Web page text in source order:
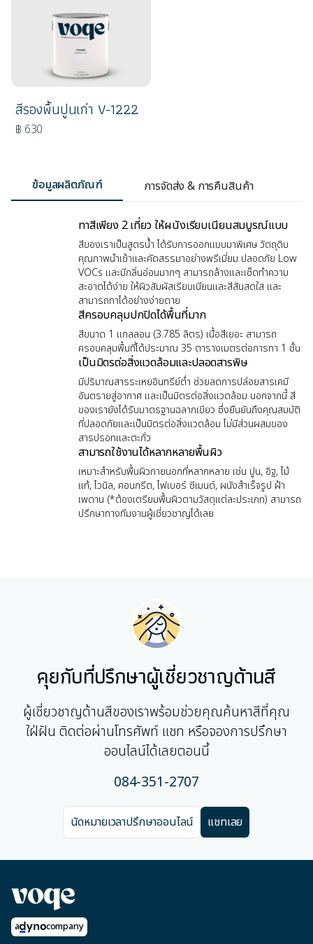
สีรองพื้นปูนเก่า V-1222
฿ 630
ข้อมูลผลิตภัณฑ์ การจัดส่ง & การคืนสินค้า
ทาสีเพียง 2 เที่ยว ให้ผนังเรียบเนียนสมบูรณ์แบบ
สีของเราเป็นสูตรน้ำ ได้รับการออกแบบมาพิเศษ วัตถุดิบ
คุณภาพนำเข้าและคัดสรรมาอย่างพรีเมี่ยม ปลอดภัย Low
VOCs และมีกลิ่นอ่อนมากๆ สามารถล้างและเช็ดทำความ
สะอาดได้ง่าย ให้ผิวสัมผัสเรียบเนียนและสีสันสดใส และ
สามารถทาได้อย่างง่ายดาย
สีครอบคลุมปกปิดได้พื้นที่มาก
สีขนาด 1 แกลลอน (3.785 ลิตร) เนื้อสีเยอะ สามารถ
ครอบคลุมพื้นที่ได้ประมาณ 35 ตารางเมตรต่อการทา 1 ชั้น
เป็นมิตรต่อสิ่งแวดล้อมและปลอดสารพิษ
มีปริมาณสารระเหยอินทรีย์ต่ำ ช่วยลดการปล่อยสารเคมี
อันตรายสู่อากาศ และเป็นมิตรต่อสิ่งแวดล้อม นอกจากนี้ สี
ของเรายังได้รับมาตรฐานฉลากเขียว ซึ่งยืนยันถึงคุณสมบัติ
ที่ปลอดภัยและเป็นมิตรต่อสิ่งแวดล้อม ไม่มีส่วนผสมของ
สารปรอทและตะกั่ว
สามารถใช้งานได้หลากหลายพื้นผิว
เหมาะสำหรับพื้นผิวภายนอกที่หลากหลาย เช่น ปูน, อิฐ, ไม้
แท้, ไวนิล, คอนกรีต, ไฟเบอร์ ซีเมนต์, ผนังสำเร็จรูป ฝ้า
เพดาน (*ต้องเตรียมพื้นผิวตามวัสดุแต่ละประเภท) สามารถ
ปรึกษาทางทีมงานผู้เชี่ยวชาญได้เลย
คุยกับที่ปรึกษาผู้เชี่ยวชาญด้านสี
ผู้เชี่ยวชาญด้านสีของเราพร้อมช่วยคุณค้นหาสีที่คุณ
ใฝ่ฝัน ติดต่อผ่านโทรศัพท์ แชท หรือจองการปรึกษา
ออนไลน์ได้เลยตอนนี้
084-351-2707
นัดหมายเวลาปรึกษาออนไลน์ แชทเลย
a company